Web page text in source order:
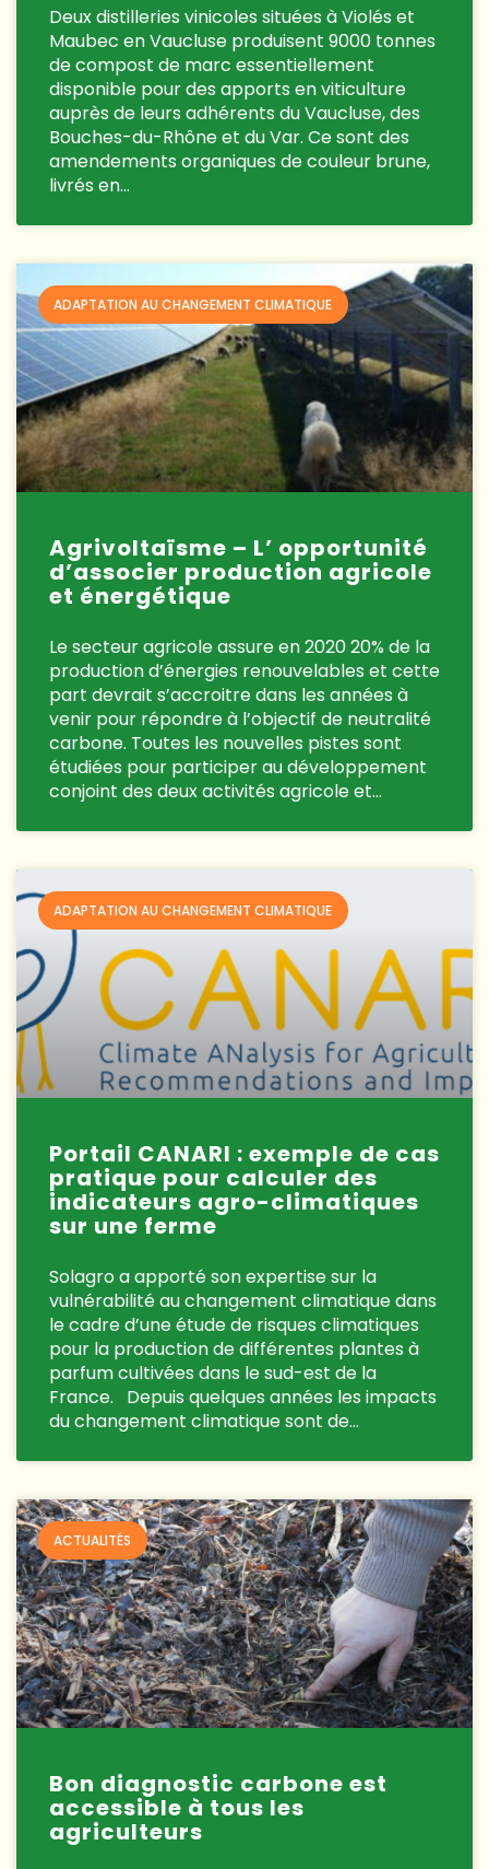
Deux distilleries vinicoles situées à Violés et
Maubec en Vaucluse produisent 9000 tonnes
de compost de marc essentiellement
disponible pour des apports en viticulture
auprès de leurs adhérents du Vaucluse, des
Bouches-du-Rhône et du Var. Ce sont des
amendements organiques de couleur brune,
livrés en…
ADAPTATION AU CHANGEMENT CLIMATIQUE
Agrivoltaïsme – L’ opportunité
d’associer production agricole
et énergétique
Le secteur agricole assure en 2020 20% de la
production d’énergies renouvelables et cette
part devrait s’accroitre dans les années à
venir pour répondre à l’objectif de neutralité
carbone. Toutes les nouvelles pistes sont
étudiées pour participer au développement
conjoint des deux activités agricole et…
ADAPTATION AU CHANGEMENT CLIMATIQUE
Portail CANARI : exemple de cas
pratique pour calculer des
indicateurs agro-climatiques
sur une ferme
Solagro a apporté son expertise sur la
vulnérabilité au changement climatique dans
le cadre d’une étude de risques climatiques
pour la production de différentes plantes à
parfum cultivées dans le sud-est de la
France. Depuis quelques années les impacts
du changement climatique sont de…
ACTUALITÉS
Bon diagnostic carbone est
accessible à tous les
agriculteurs